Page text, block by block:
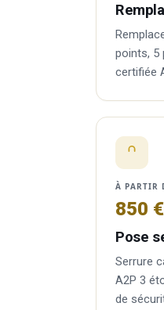
points, 5
certifiée
À PARTIR
850 €
Pose
Serrure
A2P 3
de